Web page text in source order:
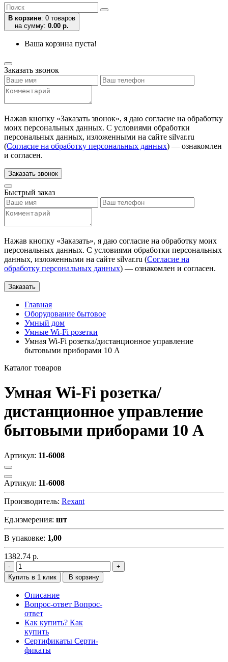
В корзине: 0 товаров
на сумму: 0.00 р.
Ваша корзина пуста!
Заказать звонок
Нажав кнопку «Заказать звонок», я даю согласие на обработку
моих персональных данных. С условиями обработки
персональных данных, изложенными на сайте silvar.ru
(Согласие на обработку персональных данных) — ознакомлен
и согласен.
Заказать звонок
Быстрый заказ
Нажав кнопку «Заказать», я даю согласие на обработку моих
персональных данных. С условиями обработки персональных
данных, изложенными на сайте silvar.ru (Согласие на
обработку персональных данных) — ознакомлен и согласен.
Заказать
Главная
Оборудование бытовое
Умный дом
Умные Wi-Fi розетки
Умная Wi-Fi розетка/дистанционное управление
бытовыми приборами 10 А
Каталог товаров
Умная Wi-Fi розетка/
дистанционное управление
бытовыми приборами 10 А
Артикул: 11-6008
Артикул: 11-6008
Производитель: Rexant
Ед.измерения: шт
В упаковке: 1,00
1382.74 р.
Купить в 1 клик В корзину
Описание
Вопрос-ответ Вопрос-
ответ
Как купить? Как
купить
Сертификаты Серти-
фикаты